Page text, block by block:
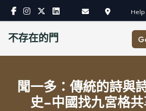
Skip
content
Help
不存在的門
聞一多：傳統的詩與
史–中國找九宮格